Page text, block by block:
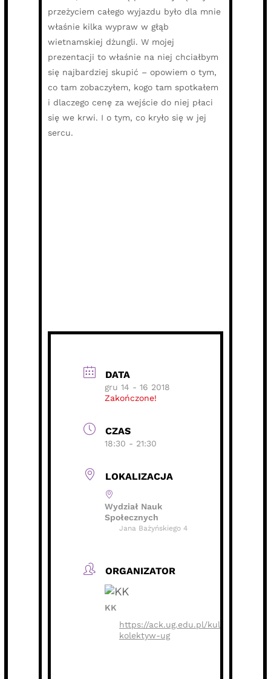
przeżyciem całego wyjazdu było dla mnie
właśnie kilka wypraw w głąb
wietnamskiej dżungli. W mojej
prezentacji to właśnie na niej chciałbym
się najbardziej skupić – opowiem o tym,
co tam zobaczyłem, kogo tam spotkałem
i dlaczego cenę za wejście do niej płaci
się we krwi. I o tym, co kryło się w jej
sercu.
Wydział Nauk
Społecznych
ORGANIZATOR
https://ack.ug.edu.pl/kulturalny-
kolektyw-ug
Wydarzenie zostało zakończone.